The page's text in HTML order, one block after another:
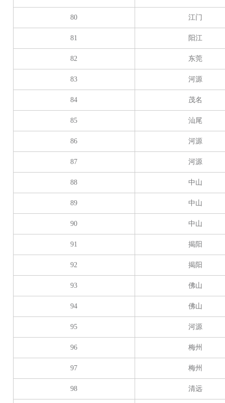
80 江门
81 阳江
82 东莞
83 河源
84 茂名
85 汕尾
86 河源
87 河源
88 中山
89 中山
90 中山
91 揭阳
92 揭阳
93 佛山
94 佛山
95 河源
96 梅州
97 梅州
98 清远